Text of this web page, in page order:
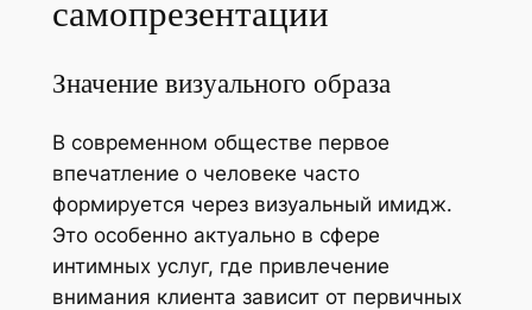
самопрезентации
Значение визуального образа
В современном обществе первое
впечатление о человеке часто
формируется через визуальный имидж.
Это особенно актуально в сфере
интимных услуг, где привлечение
внимания клиента зависит от первичных